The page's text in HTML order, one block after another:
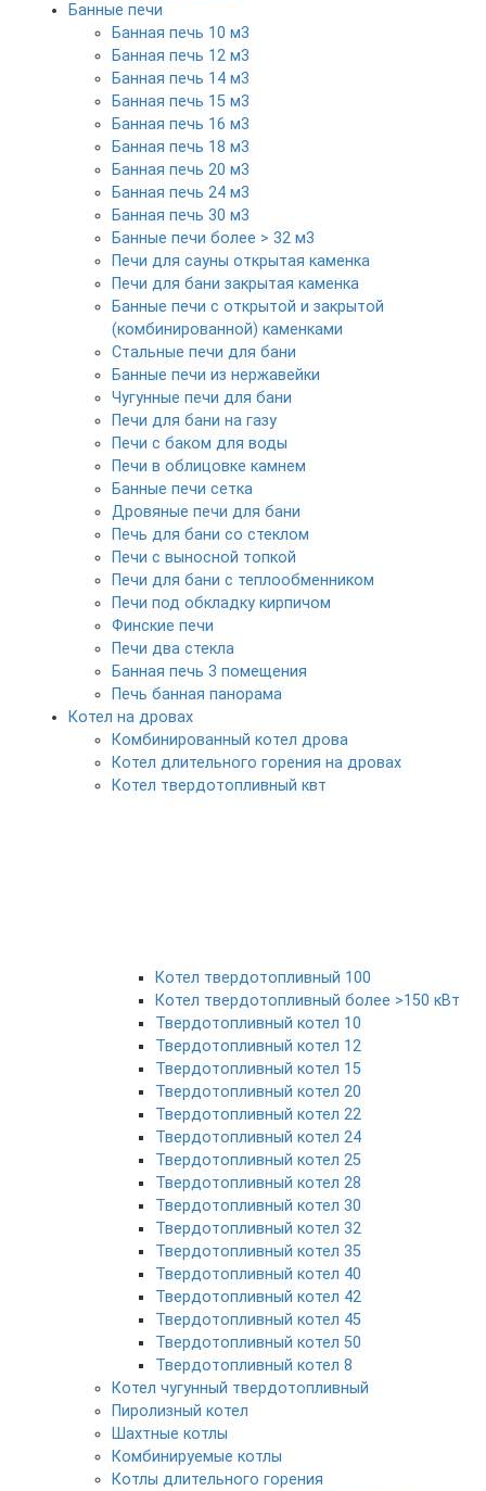
Банные печи
Банная печь 10 м3
Банная печь 12 м3
Банная печь 14 м3
Банная печь 15 м3
Банная печь 16 м3
Банная печь 18 м3
Банная печь 20 м3
Банная печь 24 м3
Банная печь 30 м3
Банные печи более > 32 м3
Печи для сауны открытая каменка
Печи для бани закрытая каменка
Банные печи с открытой и закрытой
(комбинированной) каменками
Стальные печи для бани
Банные печи из нержавейки
Чугунные печи для бани
Печи для бани на газу
Печи с баком для воды
Печи в облицовке камнем
Банные печи сетка
Дровяные печи для бани
Печь для бани со стеклом
Печи с выносной топкой
Печи для бани с теплообменником
Печи под обкладку кирпичом
Финские печи
Печи два стекла
Банная печь 3 помещения
Печь банная панорама
Котел на дровах
Комбинированный котел дрова
Котел длительного горения на дровах
Котел твердотопливный квт
Котел твердотопливный 100
Котел твердотопливный более >150 кВт
Твердотопливный котел 10
Твердотопливный котел 12
Твердотопливный котел 15
Твердотопливный котел 20
Твердотопливный котел 22
Твердотопливный котел 24
Твердотопливный котел 25
Твердотопливный котел 28
Твердотопливный котел 30
Твердотопливный котел 32
Твердотопливный котел 35
Твердотопливный котел 40
Твердотопливный котел 42
Твердотопливный котел 45
Твердотопливный котел 50
Твердотопливный котел 8
Котел чугунный твердотопливный
Пиролизный котел
Шахтные котлы
Комбинируемые котлы
Котлы длительного горения